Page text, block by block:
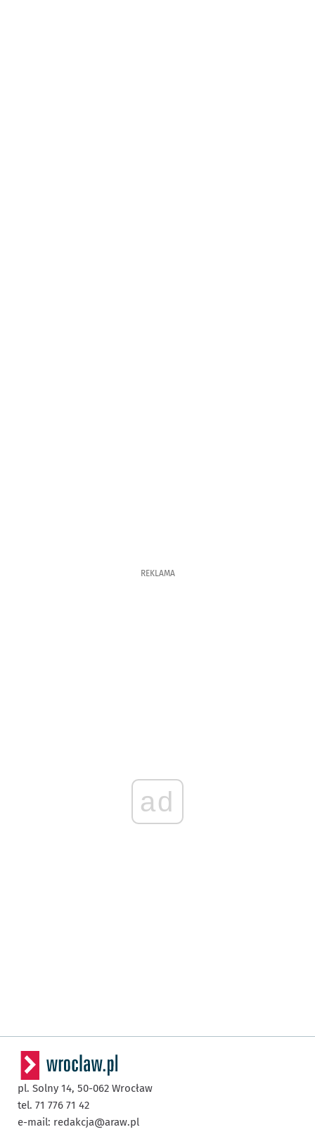
REKLAMA
ad
pl. Solny 14, 50-062 Wrocław
tel. 71 776 71 42
e-mail: redakcja@araw.pl